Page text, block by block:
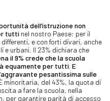
dell’istruzione non
tutti nel nostro Paese: per il
e con forti divari, anche
e urbani. Il 23% dichiara che
il 9% crede che la scuola
equamente per tutti. E
pesantissima sulle
È minoritaria, del 43%, la quota di
a fare la scuola, nella
per garantire parità di accesso